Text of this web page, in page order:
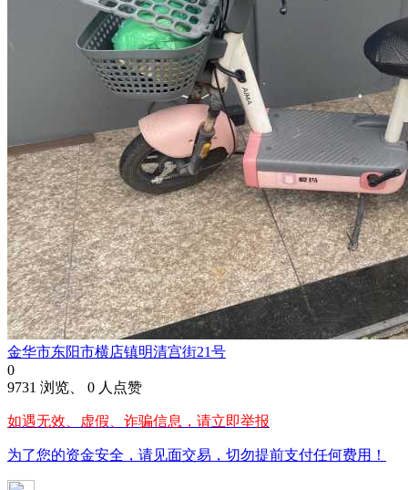
金华市东阳市横店镇明清宫街21号
0
9731 浏览、 0 人点赞
如遇无效、虚假、诈骗信息，请立即举报
为了您的资金安全，请见面交易，切勿提前支付任何费用！